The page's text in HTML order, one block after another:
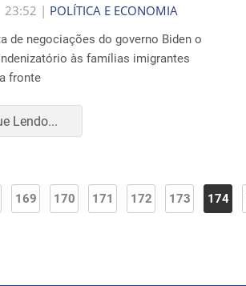
23:52 | POLÍTICA E ECONOMIA
de negociações do governo Biden o
às famílias imigrantes
fronte
Lendo...
169 170 171 172 173 174